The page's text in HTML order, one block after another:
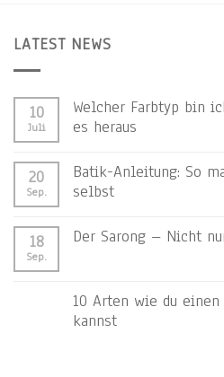
LATEST NEWS
10
Juli
Welcher Farbtyp bin
es heraus
20
Sep.
Batik-Anleitung: So
selbst
18
Sep.
Der Sarong – Nicht
10 Arten wie du
kannst